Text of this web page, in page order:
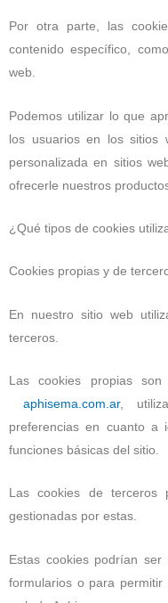
Por otra parte, las
contenido específico,
web.
Podemos utilizar lo que
los usuarios en los sitios
personalizada en sitios
ofrecerle nuestros
¿Qué tipos de cookies
Cookies propias y de
En nuestro sitio web
terceros.
Las cookies propias
aphisema.com.ar,
preferencias en cuanto a
funciones básicas del sitio.
Las cookies de terceros
gestionadas por estas.
Estas cookies podrían ser
formularios o para